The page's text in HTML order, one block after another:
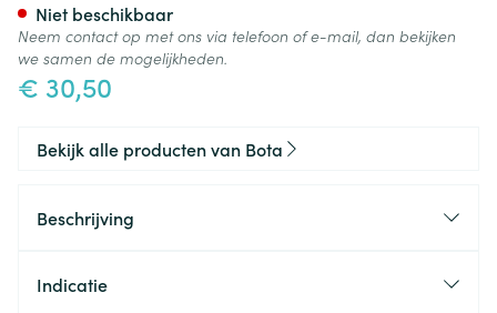
€ 30,50
Niet beschikbaar
Neem contact op met ons via telefoon of e-mail, dan bekijken
we samen de mogelijkheden.
Bekijk alle producten van Bota
Beschrijving
Indicatie